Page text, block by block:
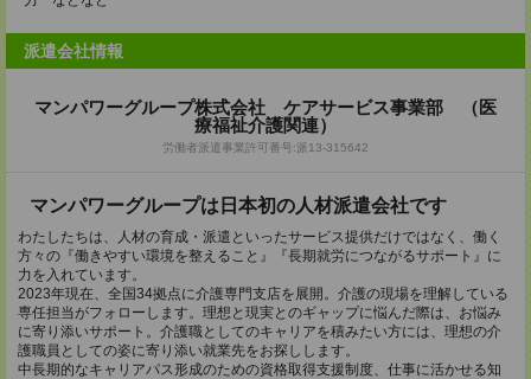
派遣会社情報
マンパワーグループ株式会社 ケアサービス事業部 （医
療福祉介護関連）
労働者派遣事業許可番号:派13-315642
マンパワーグループは日本初の人材派遣会社です
わたしたちは、人材の育成・派遣といったサービス提供だけではなく、働く
方々の『働きやすい環境を整えること』『長期就労につながるサポート』に
力を入れています。
2023年現在、全国34拠点に介護専門支店を展開。介護の現場を理解している
専任担当がフォローします。理想と現実とのギャップに悩んだ際は、お悩み
に寄り添いサポート。介護職としてのキャリアを積みたい方には、理想の介
護職員としての姿に寄り添い就業先をお探しします。
中長期的なキャリアパス形成のための資格取得支援制度、仕事に活かせる知